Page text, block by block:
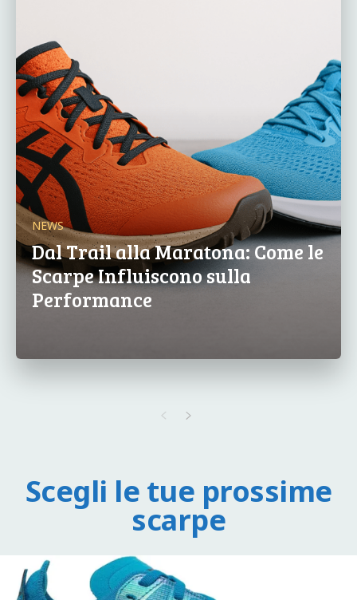
NEWS
Dal Trail alla Maratona: Come le
Scarpe Influiscono sulla
Performance
Scegli le tue prossime
scarpe